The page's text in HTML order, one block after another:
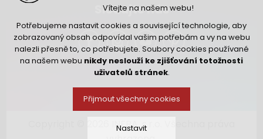
Vítejte na našem webu!
Potřebujeme nastavit cookies a související technologie, aby
zobrazovaný obsah odpovídal vašim potřebám a vy na webu
nalezli přesně to, co potřebujete. Soubory cookies používané
na našem webu nikdy neslouží ke zjišťování totožnosti
uživatelů stránek.
Přijmout všechny cookies
Nastavit
Sledujte nás
Copyright © 2026 INFRA, s.r.o. Všechna práva